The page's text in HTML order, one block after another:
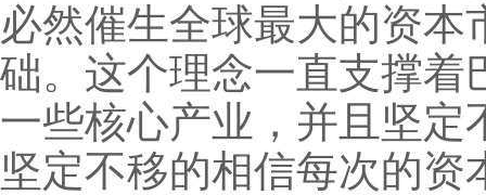
必然催生全球最大的资
础。这个理念一直支撑着
一些核心产业，并且坚
坚定不移的相信每次的